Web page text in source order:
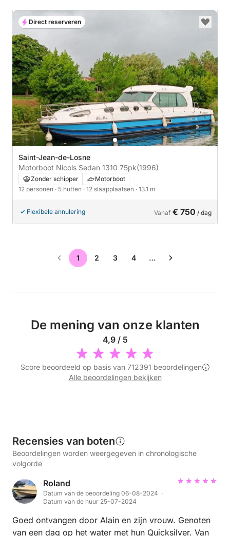
Saint-Jean-de-Losne
Motorboot Nicols Sedan 1310 75pk(1996)
Zonder schipper
Motorboot
12 personen · 5 hutten · 12 slaapplaatsen · 13.1 m
Flexibele annulering Vanaf € 750 / dag
Direct reserveren
1 2 3 4 …
De mening van onze klanten
4,9 / 5
Score beoordeeld op basis van 712391 beoordelingen
Alle beoordelingen bekijken
Recensies van boten
Beoordelingen worden weergegeven in chronologische
volgorde
Roland
Datum van de beoordeling 06-08-2024 ·
Datum van de huur 25-07-2024
Goed ontvangen door Alain en zijn vrouw. Genoten
van een dag op het water met hun Quicksilver. Van